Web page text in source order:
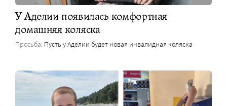
У Аделии появилась комфортная
домашняя коляска
Просьба: Пусть у Аделии будет новая инвалидная коляска